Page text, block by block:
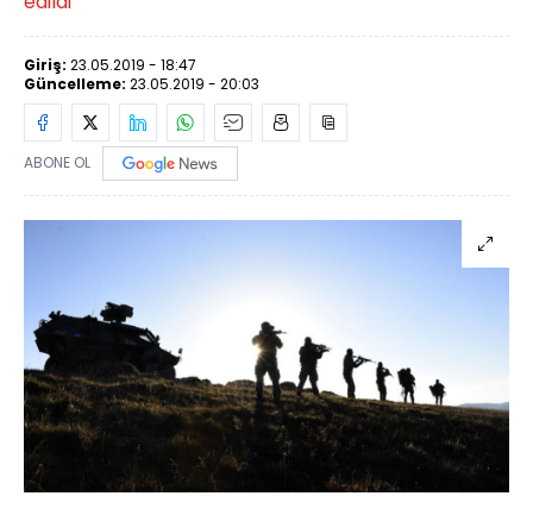
Giriş: 23.05.2019 - 18:47
Güncelleme: 23.05.2019 - 20:03
ABONE OL